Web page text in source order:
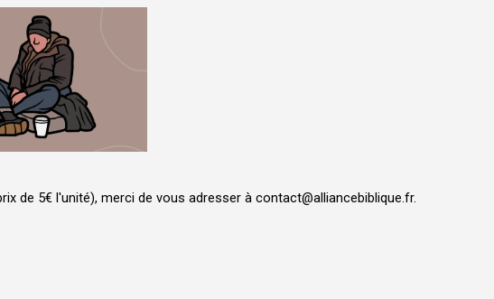
de 5€ l'unité), merci de vous adresser à contact@alliancebiblique.fr.